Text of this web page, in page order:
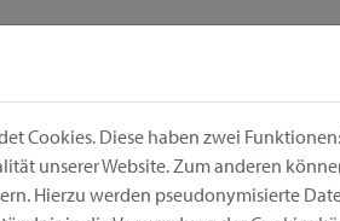
Cookies. Diese haben zwei
unserer Website. Zum anderen
Hierzu werden pseudonymisierte